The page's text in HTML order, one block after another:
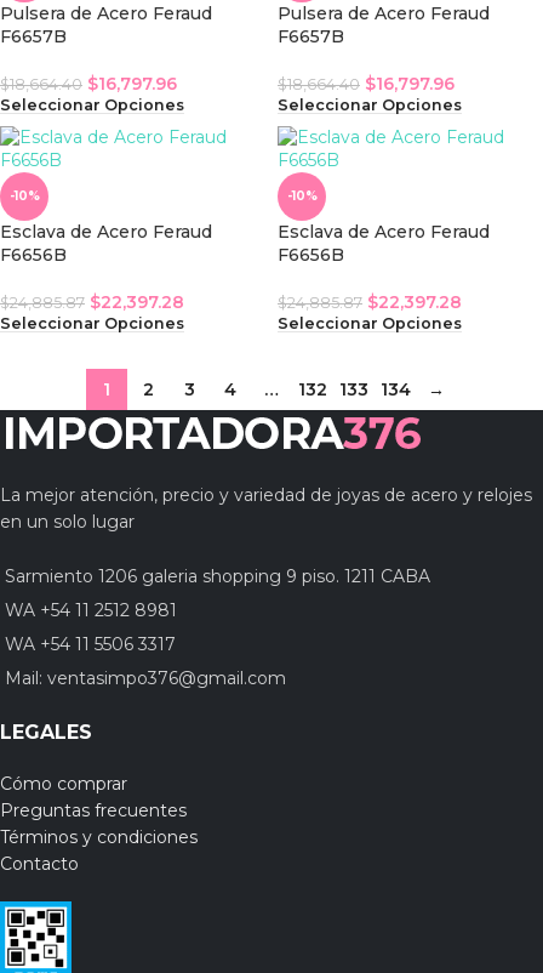
Pulsera de Acero Feraud
F6657B
$18,664.40 $16,797.96
Seleccionar Opciones
Pulsera de Acero Feraud
F6657B
$18,664.40 $16,797.96
Seleccionar Opciones
-10%
Esclava de Acero Feraud
F6656B
$24,885.87 $22,397.28
Seleccionar Opciones
-10%
Esclava de Acero Feraud
F6656B
$24,885.87 $22,397.28
Seleccionar Opciones
1 2 3 4 … 132 133 134 →
La mejor atención, precio y variedad de joyas de acero y relojes
en un solo lugar
Sarmiento 1206 galeria shopping 9 piso. 1211 CABA
WA +54 11 2512 8981
WA +54 11 5506 3317
Mail: ventasimpo376@gmail.com
LEGALES
Cómo comprar
Preguntas frecuentes
Términos y condiciones
Contacto